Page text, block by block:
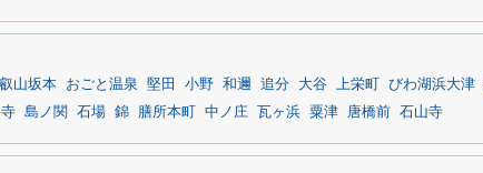
山坂本 おごと温泉 堅田 小野 和邇 追分 大谷 上栄町 びわ湖浜大津
島ノ関 石場 錦 膳所本町 中ノ庄 瓦ヶ浜 粟津 唐橋前 石山寺